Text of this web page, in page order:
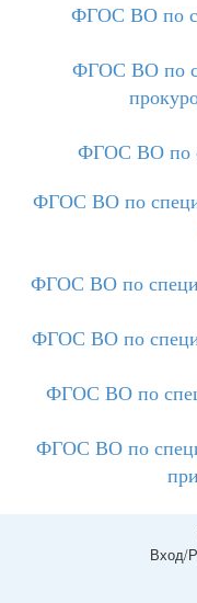
ФГОС ВО по
ФГОС ВО по
ФГОС ВО по
ФГОС ВО по
ФГОС ВО по
ФГОС ВО по
ФГОС ВО по
ФГОС ВО по
ФГОС ВО по
Вход/